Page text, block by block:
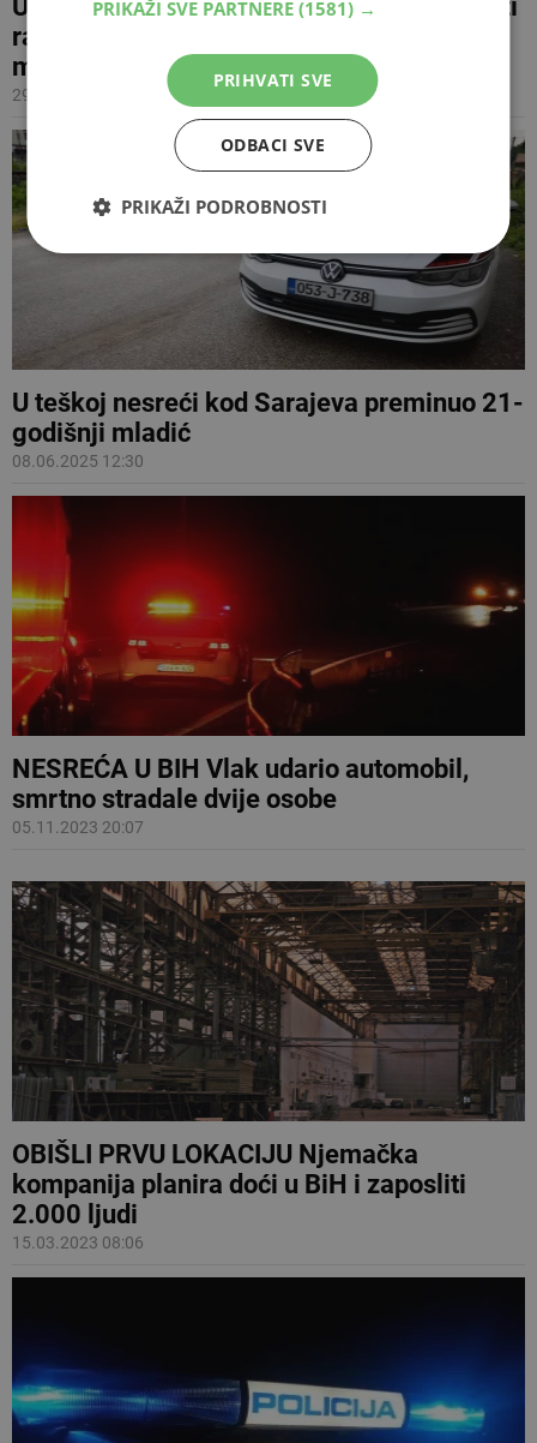
Uhićen muškarac koji je pokušao opljačkati
radnika mjenjačnice koji je prevozio pola
milijuna maraka
29.08.2025 18:04
U teškoj nesreći kod Sarajeva preminuo 21-
godišnji mladić
08.06.2025 12:30
NESREĆA U BIH Vlak udario automobil,
smrtno stradale dvije osobe
05.11.2023 20:07
OBIŠLI PRVU LOKACIJU Njemačka
kompanija planira doći u BiH i zaposliti
2.000 ljudi
15.03.2023 08:06
PRIKAŽI SVE PARTNERE (1581) →
PRIHVATI SVE
ODBACI SVE
PRIKAŽI PODROBNOSTI